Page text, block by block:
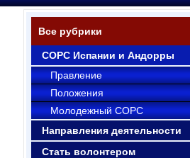
Все рубрики
СОРС Испании и Андорры
Правление
Положения
Молодежный СОРС
Направления деятельности
Стать волонтером